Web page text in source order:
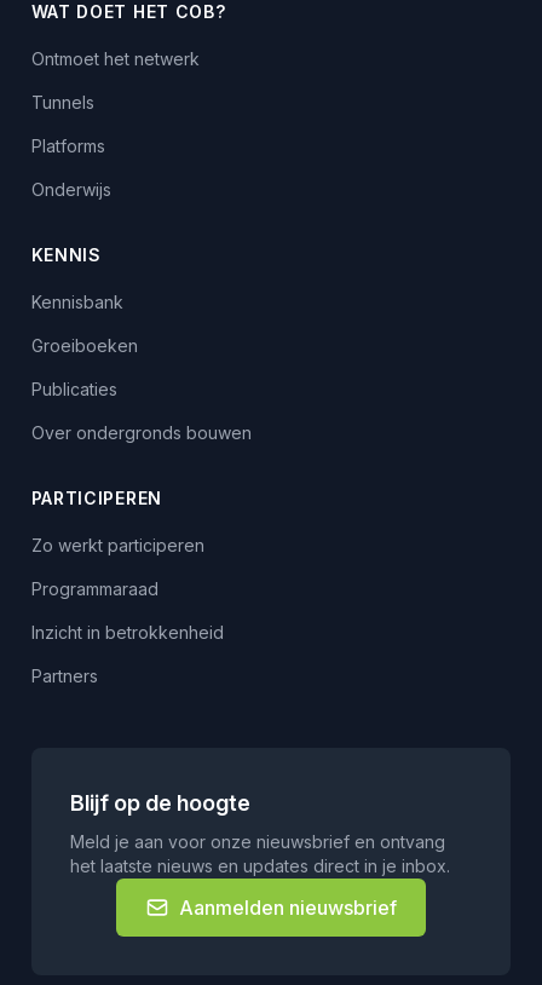
WAT DOET HET COB?
Ontmoet het netwerk
Tunnels
Platforms
Onderwijs
KENNIS
Kennisbank
Groeiboeken
Publicaties
Over ondergronds bouwen
PARTICIPEREN
Zo werkt participeren
Programmaraad
Inzicht in betrokkenheid
Partners
Blijf op de hoogte
Meld je aan voor onze nieuwsbrief en ontvang
het laatste nieuws en updates direct in je inbox.
Aanmelden nieuwsbrief